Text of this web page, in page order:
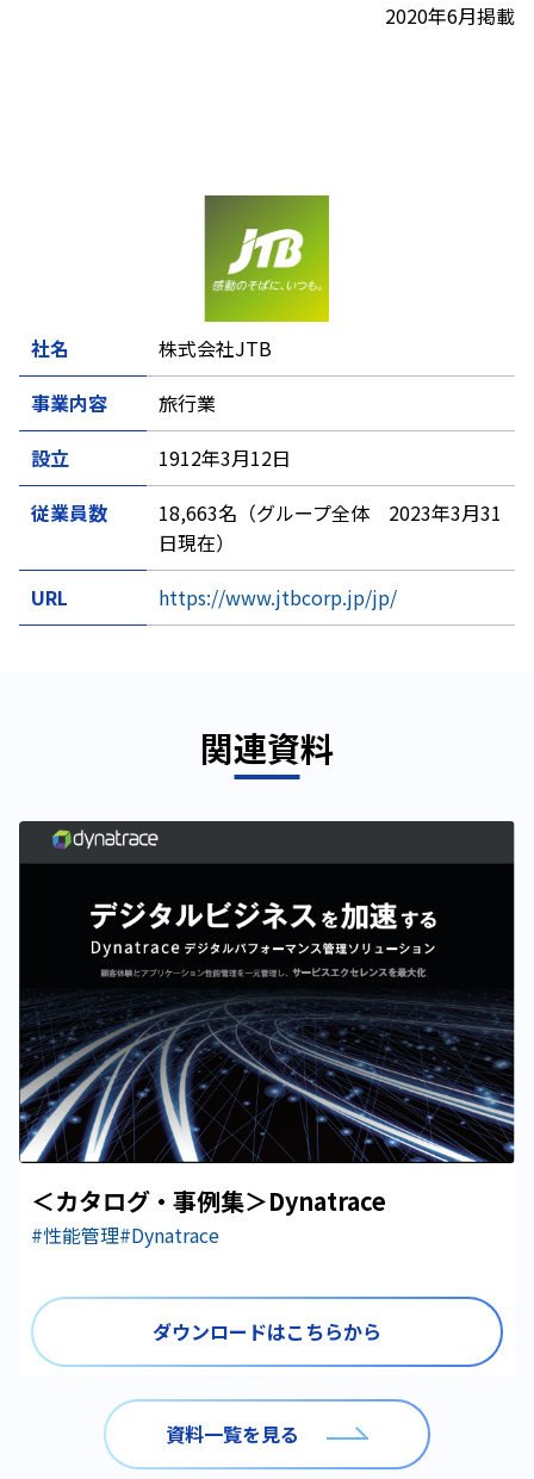
2020年6月掲載
社名
株式会社JTB
事業内容
旅行業
設立
1912年3月12日
従業員数
18,663名（グループ全体 2023年3月31
日現在）
URL
https://www.jtbcorp.jp/jp/
関連資料
＜カタログ・事例集＞Dynatrace
#性能管理#Dynatrace
ダウンロードはこちらから
資料一覧を見る